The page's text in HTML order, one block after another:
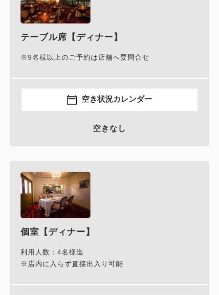
テーブル席【ディナー】
※9名様以上のご予約は店舗へ要問合せ
空き状況カレンダー
空きなし
個室【ディナー】
利用人数：4名様迄
※店内に入らず直接出入り可能